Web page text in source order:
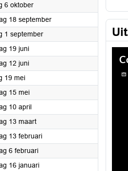
6 oktober2025
18 september2025
1 september2025
19 juni2025
12 juni2025
19 mei2025
15 mei2025
10 april2025
13 maart2025
13 februari2025
6 februari2025
16 januari2025